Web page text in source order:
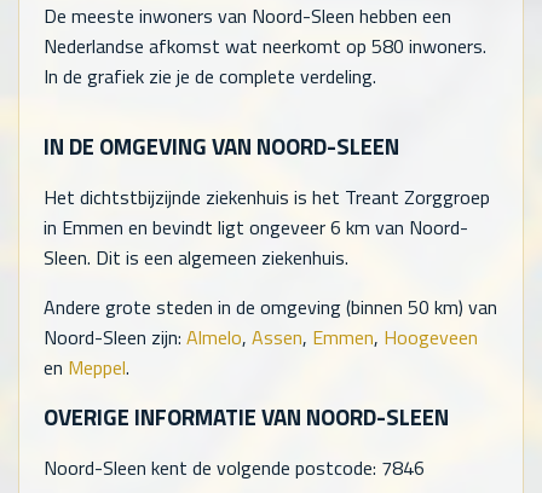
De meeste inwoners van Noord-Sleen hebben een
Nederlandse afkomst wat neerkomt op 580 inwoners.
In de grafiek zie je de complete verdeling.
IN DE OMGEVING VAN NOORD-SLEEN
Het dichtstbijzijnde ziekenhuis is het Treant Zorggroep
in Emmen en bevindt ligt ongeveer 6 km van Noord-
Sleen. Dit is een algemeen ziekenhuis.
Andere grote steden in de omgeving (binnen 50 km) van
Noord-Sleen zijn: Almelo, Assen, Emmen, Hoogeveen
en Meppel.
OVERIGE INFORMATIE VAN NOORD-SLEEN
Noord-Sleen kent de volgende postcode: 7846